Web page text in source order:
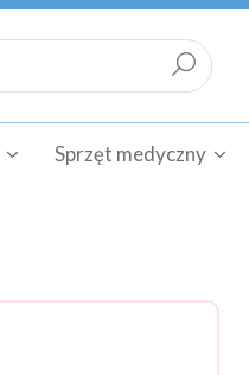
Sprzęt medyczny